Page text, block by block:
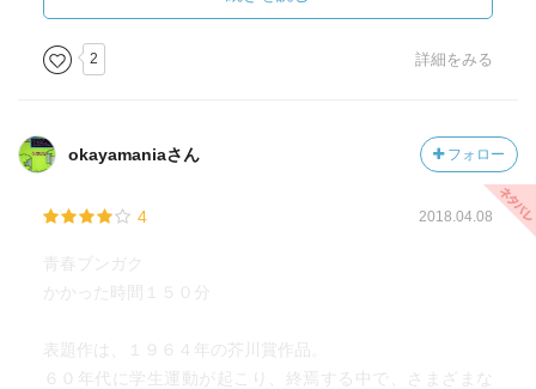
だった。あの頃、読んでいたらどう感じたろうか。 い
や、むしろ、今、二十歳前後の息子世代が読んだら、どん
な感想を持つのだろうか。
いもの、なんて話も聞くが、いやいや違うんじゃなかろう
か。
確かめようがないが、息子に訊いてみたい気がする。間
もなく、息子21歳の誕生日。この本をプレゼントしてみる
2 詳細をみる
okayamaniaさん フォロー
4 2018.04.08
青春ブンガク
かかった時間１５０分
表題作は、１９６４年の芥川賞作品。
６０年代に学生運動が起こり、終焉する中で、さまざまな